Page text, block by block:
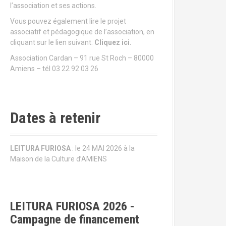
l’association et ses actions.
Vous pouvez également lire le projet
associatif et pédagogique de l’association, en
cliquant sur le lien suivant. Cliquez ici.
Association Cardan – 91 rue St Roch – 80000
Amiens – tél 03 22 92 03 26
Dates à retenir
LEITURA FURIOSA : le 24 MAI 2026 à la
Maison de la Culture d’AMIENS
LEITURA FURIOSA 2026 -
Campagne de financement